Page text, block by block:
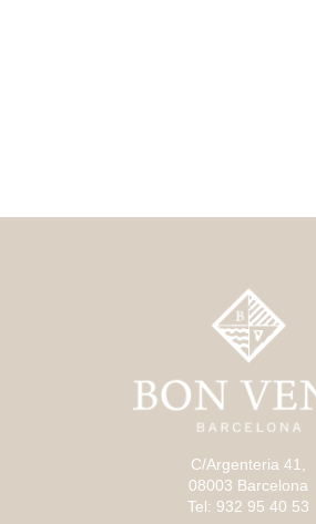
C/Argenteria 41,
08003 Barcelona
Tel: 932 95 40 53